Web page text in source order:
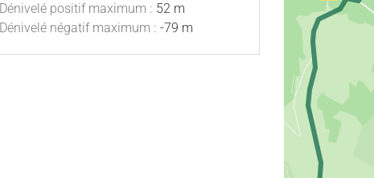
Dénivelé positif maximum : 52 m
Dénivelé négatif maximum : -79 m